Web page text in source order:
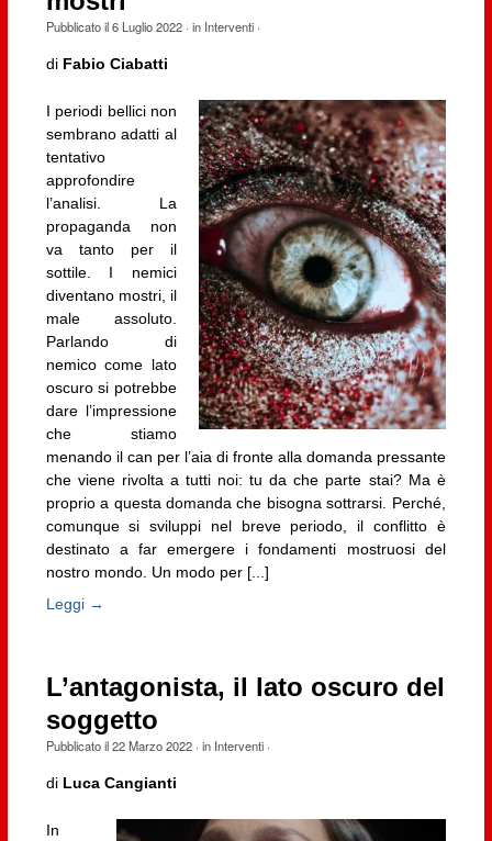
Pubblicato il6 Luglio 2022· in Interventi·
di Fabio Ciabatti
I periodi bellici non
sembrano adatti al
tentativo
approfondire
l’analisi. La
propaganda non
va tanto per il
sottile. I nemici
diventano mostri, il
male assoluto.
Parlando di
nemico come lato
oscuro si potrebbe
dare l’impressione
che stiamo
menando il can per l’aia di fronte alla domanda pressante
che viene rivolta a tutti noi: tu da che parte stai? Ma è
proprio a questa domanda che bisogna sottrarsi. Perché,
comunque si sviluppi nel breve periodo, il conflitto è
destinato a far emergere i fondamenti mostruosi del
nostro mondo. Un modo per [...]
Leggi →
L’antagonista, il lato oscuro del
soggetto
Pubblicato il22 Marzo 2022· in Interventi·
di Luca Cangianti
In